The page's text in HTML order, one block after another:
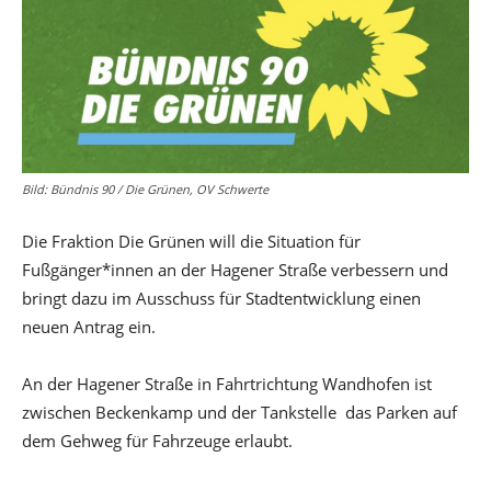
Bild: Bündnis 90 / Die Grünen, OV Schwerte
Die Fraktion Die Grünen will die Situation für
Fußgänger*innen an der Hagener Straße verbessern und
bringt dazu im Ausschuss für Stadtentwicklung einen
neuen Antrag ein.
An der Hagener Straße in Fahrtrichtung Wandhofen ist
zwischen Beckenkamp und der Tankstelle das Parken auf
dem Gehweg für Fahrzeuge erlaubt.